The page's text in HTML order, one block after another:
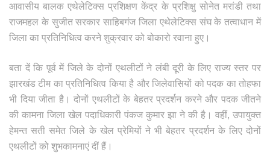
आवासीय बालक एथेलेटिक्स प्रशिक्षण केंद्र के प्रशिक्षु सोनेत मरांडी तथा
राजमहल के सुजीत सरकार साहिबगंज जिला एथेलेटिक्स संघ के तत्वाधान में
जिला का प्रतिनिधित्व करने शुक्रवार को बोकारो रवाना हुए।
बता दें कि पूर्व में जिले के दोनों एथलीटों ने लंबी दूरी के लिए राज्य स्तर पर
झारखंड टीम का प्रतिनिधित्व किया है और जिलेवासियों को पदक का तोहफा
भी दिया जीता है। दोनों एथलीटों के बेहतर प्रदर्शन करने और पदक जीतने
की कामना जिला खेल पदाधिकारी पंकज कुमार झा ने की है। वहीं, उपायुक्त
हेमन्त सती समेत जिले के खेल प्रेमियों ने भी बेहतर प्रदर्शन के लिए दोनों
एथलीटों को शुभकामनाएं दीं हैं।